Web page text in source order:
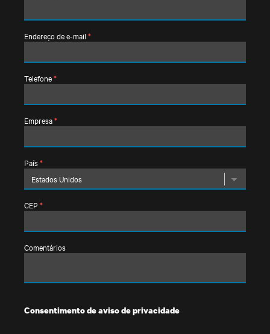
Endereço de e-mail *
Telefone*
Empresa*
País*
CEP *
Comentários
Consentimento de aviso de privacidade